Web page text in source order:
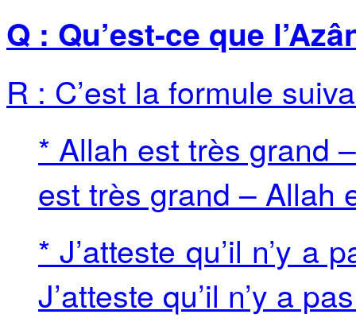
Q : Qu’est-ce que
R : C’est la formule
* Allah est très grand
est très grand – Allah
* J’atteste qu’il n’y a
J’atteste qu’il n’y a